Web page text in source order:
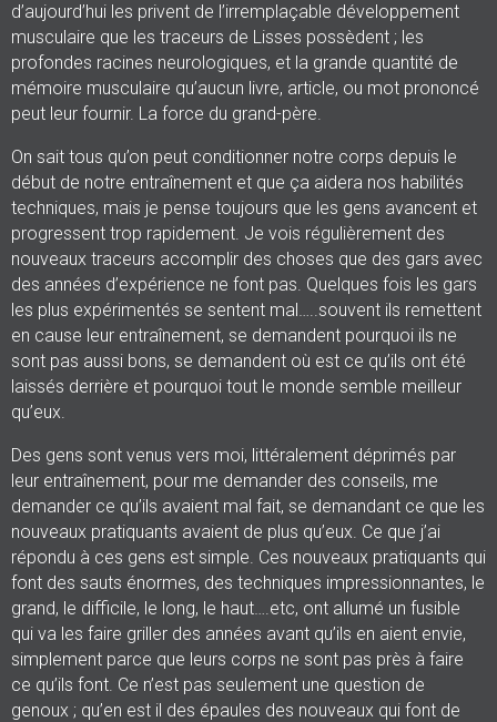
d’aujourd’hui les privent de l’irremplaçable développement
musculaire que les traceurs de Lisses possèdent ; les
profondes racines neurologiques, et la grande quantité de
mémoire musculaire qu’aucun livre, article, ou mot prononcé
peut leur fournir. La force du grand-père.
On sait tous qu’on peut conditionner notre corps depuis le
début de notre entraînement et que ça aidera nos habilités
techniques, mais je pense toujours que les gens avancent et
progressent trop rapidement. Je vois régulièrement des
nouveaux traceurs accomplir des choses que des gars avec
des années d’expérience ne font pas. Quelques fois les gars
les plus expérimentés se sentent mal…..souvent ils remettent
en cause leur entraînement, se demandent pourquoi ils ne
sont pas aussi bons, se demandent où est ce qu’ils ont été
laissés derrière et pourquoi tout le monde semble meilleur
qu’eux.
Des gens sont venus vers moi, littéralement déprimés par
leur entraînement, pour me demander des conseils, me
demander ce qu’ils avaient mal fait, se demandant ce que les
nouveaux pratiquants avaient de plus qu’eux. Ce que j’ai
répondu à ces gens est simple. Ces nouveaux pratiquants qui
font des sauts énormes, des techniques impressionnantes, le
grand, le difficile, le long, le haut….etc, ont allumé un fusible
qui va les faire griller des années avant qu’ils en aient envie,
simplement parce que leurs corps ne sont pas près à faire
ce qu’ils font. Ce n’est pas seulement une question de
genoux ; qu’en est il des épaules des nouveaux qui font de